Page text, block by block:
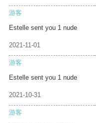
游客
Estelle sent you 1 nude
2021-11-01
游客
Estelle sent you 1 nude
2021-10-31
游客